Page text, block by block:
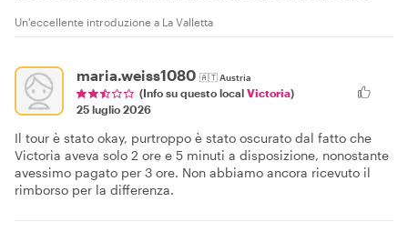
Un'eccellente introduzione a La Valletta
maria.weiss1080 🇦🇹Austria
(Info su questo local Victoria)
25 luglio 2026
Il tour è stato okay, purtroppo è stato oscurato dal fatto che
Victoria aveva solo 2 ore e 5 minuti a disposizione, nonostante
avessimo pagato per 3 ore. Non abbiamo ancora ricevuto il
rimborso per la differenza.